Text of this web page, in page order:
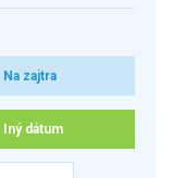
Na zajtra
Iný dátum